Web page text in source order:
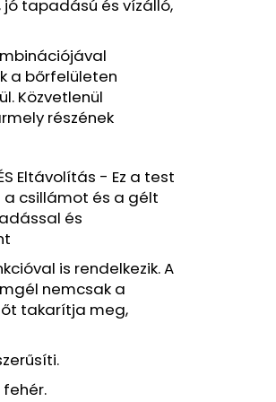
tapadású és vízálló,
a bőrfelületen
Közvetlenül
részének
ÉS Eltávolítás - Ez a test
a csillámot és a gélt
és
is rendelkezik. A
nemcsak a
takarítja meg,
fehér.